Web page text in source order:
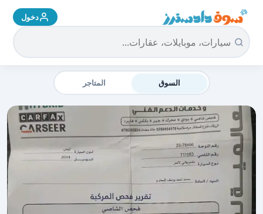
سوق دادسترز الرئيسية دخول
السوق المتاجر